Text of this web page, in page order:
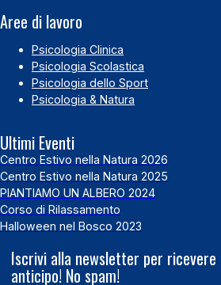
Aree di lavoro
Psicologia Clinica
Psicologia Scolastica
Psicologia dello Sport
Psicologia & Natura
Ultimi Eventi
Centro Estivo nella Natura 2026
Centro Estivo nella Natura 2025
PIANTIAMO UN ALBERO 2024
Corso di Rilassamento
Halloween nel Bosco 2023
Iscrivi alla newsletter per
anticipo! No spam!